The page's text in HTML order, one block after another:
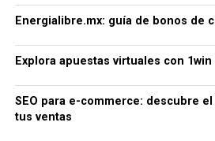
Energialibre.mx: guía de bonos de
Explora apuestas virtuales con 1win
SEO para e-commerce: descubre
tus ventas